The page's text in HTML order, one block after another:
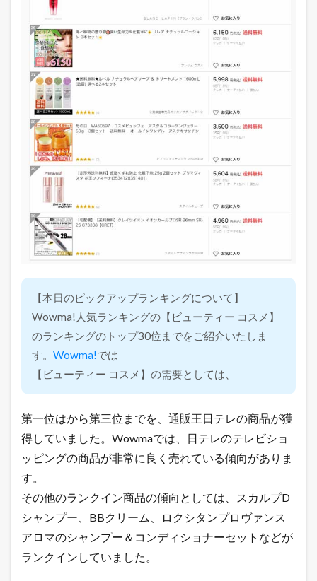
【本日のピックアップランキングについて】
Wowma!人気ランキングの【ビューティー コスメ】
のランキングのトップ30位までをご紹介いたしま
す。Wowma!では
【ビューティー コスメ】の需要としては、
第一位はから第三位までを、通販王日テレの商品が獲
得していました。Wowmaでは、日テレのテレビショ
ッピングの商品が非常に良く売れている傾向がありま
す。
その他のランクイン商品の傾向としては、スカルプD
シャンプー、BBクリーム、ロクシタンプロヴァンス
アロマのシャンプー＆コンディショナーセットなどが
ランクインしていました。